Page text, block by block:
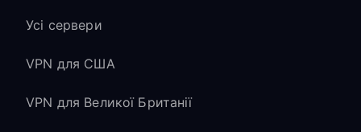
Усі сервери
VPN для США
VPN для Великої Британії